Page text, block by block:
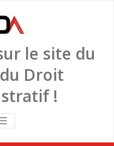
le site du
Droit
!
TOGGLE
NAVIGATION